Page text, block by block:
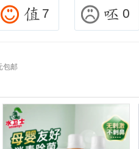
7 0
包邮